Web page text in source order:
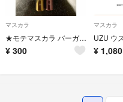
マスカラ
★モテマスカラ バーガンディ カーキ 2本セット
¥ 300
マスカラ
¥ 1,080